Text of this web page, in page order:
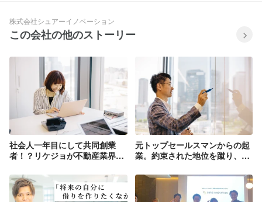
株式会社シュアーイノベーション
この会社の他のストーリー
社会人一年目にして共同創業
者！？リケジョが不動産業界に
元トップセールスマンからの起
業。約束された地位を蹴り、自
田礼門｜interview】